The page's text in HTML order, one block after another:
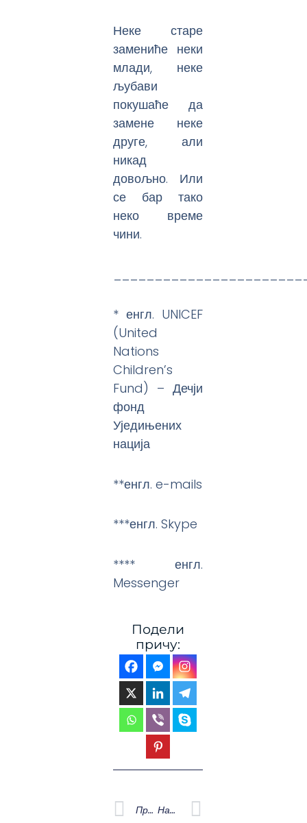
Неке старе
замениће неки
млади, неке
љубави
покушаће да
замене неке
друге, али
никад
довољно. Или
се бар тако
неко време
чини.
* енгл. UNICEF
(United
Nations
Children’s
Fund) – Дечји
фонд
Уједињених
нација
**енгл. e-mails
***енгл. Skype
**** енгл.
Messenger
Подели
причу:
Prev
Претходна Наредна
Next